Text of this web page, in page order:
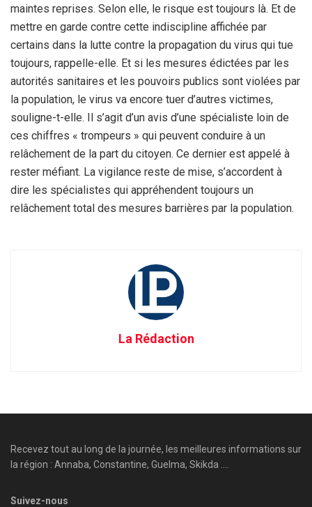
maintes reprises. Selon elle, le risque est toujours là. Et de
mettre en garde contre cette indiscipline affichée par
certains dans la lutte contre la propagation du virus qui tue
toujours, rappelle-elle. Et si les mesures édictées par les
autorités sanitaires et les pouvoirs publics sont violées par
la population, le virus va encore tuer d’autres victimes,
souligne-t-elle. Il s’agit d’un avis d’une spécialiste loin de
ces chiffres « trompeurs » qui peuvent conduire à un
relâchement de la part du citoyen. Ce dernier est appelé à
rester méfiant. La vigilance reste de mise, s’accordent à
dire les spécialistes qui appréhendent toujours un
relâchement total des mesures barrières par la population.
La Rédaction
Recevez tout au long de la journée, les meilleures informations sur
la région : Annaba, Constantine, Guelma, Skikda ....
Suivez-nous